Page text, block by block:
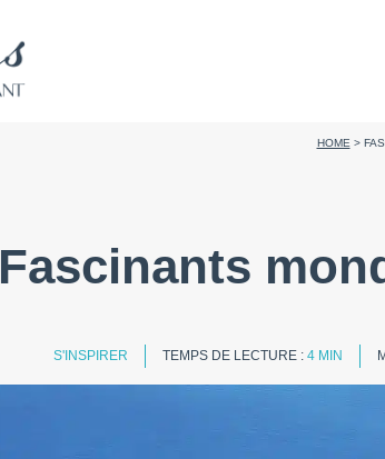
HOME >
Fascinants
S'INSPIRER TEMPS DE LECTURE : 4 MIN